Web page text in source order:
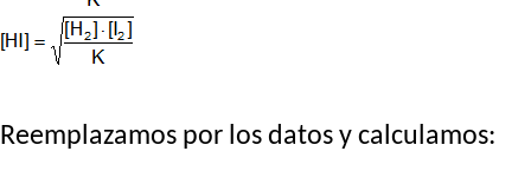
Reemplazamos por los datos y calculamos: